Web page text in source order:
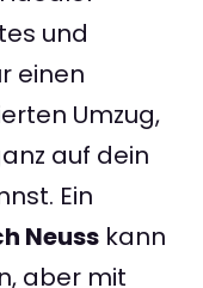
und
einen
Umzug,
auf dein
Ein
Neuss kann
aber mit